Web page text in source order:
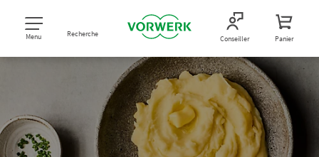
Menu Recherche Conseiller Panier